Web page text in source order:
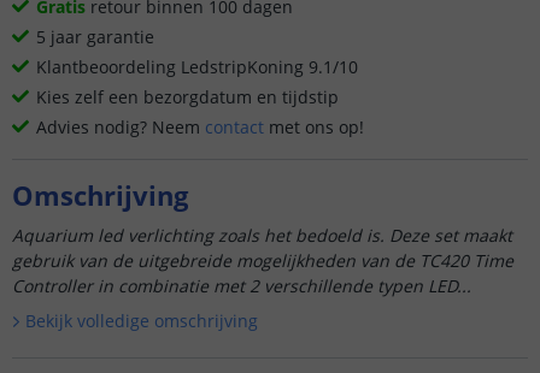
Gratis retour binnen 100 dagen
5 jaar garantie
Klantbeoordeling LedstripKoning 9.1/10
Kies zelf een bezorgdatum en tijdstip
Advies nodig? Neem contact met ons op!
Omschrijving
Aquarium led verlichting zoals het bedoeld is. Deze set maakt
gebruik van de uitgebreide mogelijkheden van de TC420 Time
Controller in combinatie met 2 verschillende typen LED...
Bekijk volledige omschrijving